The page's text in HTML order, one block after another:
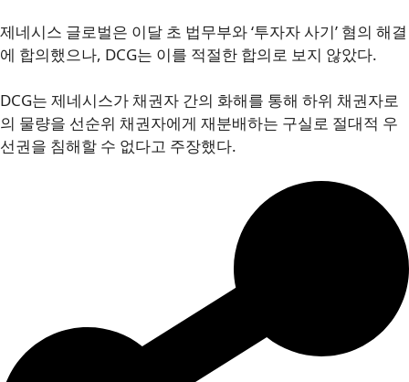
제네시스 글로벌은 이달 초 법무부와 ‘투자자 사기’ 혐의 해결
에 합의했으나, DCG는 이를 적절한 합의로 보지 않았다.
DCG는 제네시스가 채권자 간의 화해를 통해 하위 채권자로
의 물량을 선순위 채권자에게 재분배하는 구실로 절대적 우
선권을 침해할 수 없다고 주장했다.